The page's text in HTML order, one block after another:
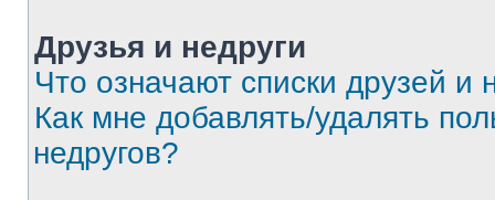
Друзья и недруги
Что означают списки друзей и
Как мне добавлять/удалять
недругов?